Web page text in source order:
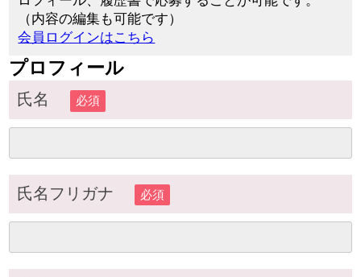
（内容の編集も可能です）
会員ログインはこちら
プロフィール
氏名 必須
氏名フリガナ 必須